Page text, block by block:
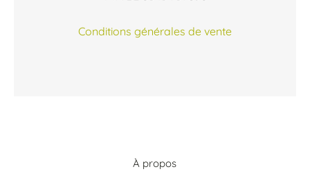
Conditions générales de vente
À propos